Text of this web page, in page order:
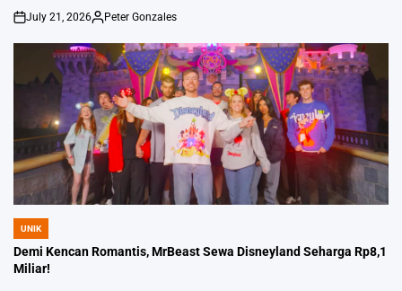
on
July 21, 2026
Posted
Peter Gonzales
POSTED
IN
UNIK
Demi Kencan Romantis, MrBeast Sewa Disneyland Seharga Rp8,1
Miliar!